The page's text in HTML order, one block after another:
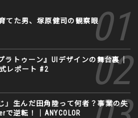
てた男、塚原健司の観察眼
ラトゥーン』UIデザインの舞台裏｜
レポート #2
」生んだ田角陸って何者？事業の失
で逆転！｜ANYCOLOR